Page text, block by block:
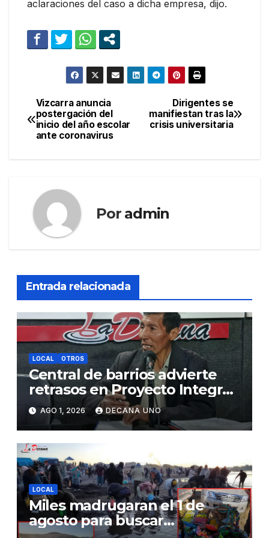
aclaraciones del caso a dicha empresa, dijo.
Navegación
de
Dirigentes se
manifiestan tras la
crisis universitaria
Vizcarra anuncia
postergación del
inicio del año escolar
ante coronavirus
Por admin
Entrada relacionada
LOCAL OTROS
Central de barrios advierte
retrasos en Proyecto Integral
de Agua y Alcantarillado para
Juliaca
AGO 1, 2026 DECANA UNO
LOCAL
Miles madrugaran el 1 de
agosto para buscar